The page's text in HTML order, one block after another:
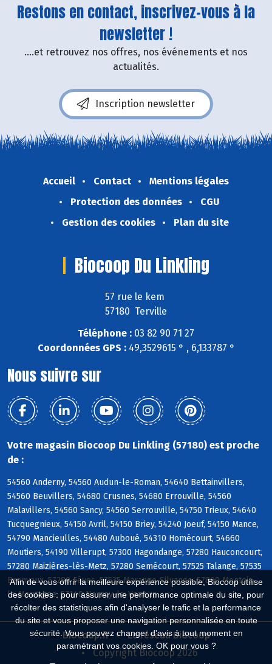
Afin de vous offrir la meilleure expérience possible, Biocoop utilise
des cookies : pour assurer une performance optimale du site, pour
récolter des statistiques afin d'analyser le trafic et la performance
du site et vous proposer une navigation personnalisée en toute
sécurité. Vous pouvez changer d'avis à tout moment en
paramétrant vos cookies. OK pour vous ?
Restons en contact, inscrivez-vous à la
newsletter !
....et retrouvez nos offres, nos événements et nos
actualités.
Inscription newsletter
Accueil Contact
Mentions légales
Protection des données
CGU
Gestion des cookies
Plan du site
Biocoop Du Linkling
57 rue le kem
57180 Terville
Téléphone : 03 82 90 71 27
Coordonnées GPS :49,3529615 ° , 6,133787 °
Nous suivre sur
Votre magasin Biocoop Du Linkling (57180) est proche
de :
54560 Anderny, 54560 Audun-le-Roman, 54640 Bettainvillers,
54560 Beuvillers, 54680 Crusnes, 54680 Errouville, 54560
Malavillers, 54560 Sancy, 54560 Serrouville, 54750 Trieux, 54640
Tucquegnieux, 54150 Avril, 54150 Briey, 54240 Joeuf, 54150 Mance,
54790 Mancieulles, 54480 Auboué, 54310 Homécourt, 54660
Moutiers, 54190 Villerupt, 57300 Hagondange, 57280 Hauconcourt,
57280 Maizières-lès-Metz, 57280 Semécourt, 57525 Talange, 57535
Bronvaux, 57280 Fèves, 57535 Marange-Silvange, 57860 Montois-
la-Montagne, 57140 Norroy-le-Veneur
Biocoop.fr
Le réseau Biocoop
Copyright Biocoop 2026